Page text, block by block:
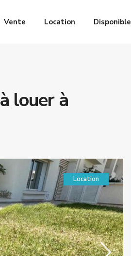
Vente Location Disponible
louer à
Location